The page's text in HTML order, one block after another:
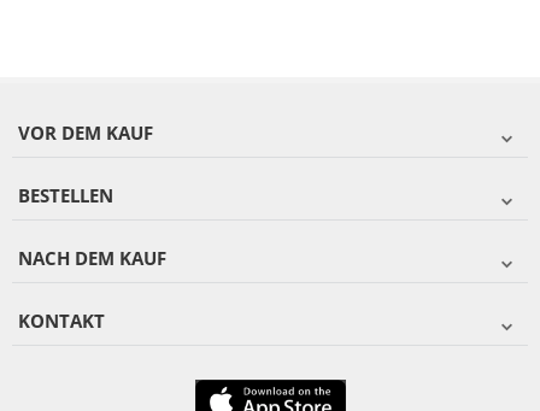
VOR DEM KAUF
BESTELLEN
NACH DEM KAUF
KONTAKT